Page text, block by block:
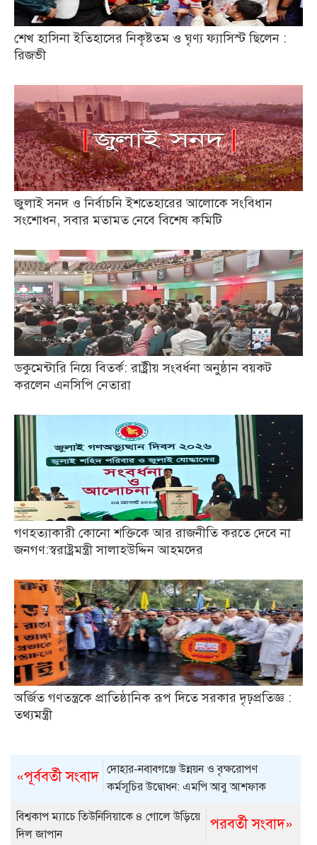
শেখ হাসিনা ইতিহাসের নিকৃষ্টতম ও ঘৃণ্য ফ্যাসিস্ট ছিলেন :
রিজভী
জুলাই সনদ ও নির্বাচনি ইশতেহারের আলোকে সংবিধান
সংশোধন, সবার মতামত নেবে বিশেষ কমিটি
ডকুমেন্টারি নিয়ে বিতর্ক: রাষ্ট্রীয় সংবর্ধনা অনুষ্ঠান বয়কট
করলেন এনসিপি নেতারা
গণহত্যাকারী কোনো শক্তিকে আর রাজনীতি করতে দেবে না
জনগণ:স্বরাষ্ট্রমন্ত্রী সালাহউদ্দিন আহমদের
অর্জিত গণতন্ত্রকে প্রাতিষ্ঠানিক রূপ দিতে সরকার দৃঢ়প্রতিজ্ঞ :
তথ্যমন্ত্রী
«পূর্ববর্তী সংবাদ দোহার-নবাবগঞ্জে উন্নয়ন ও বৃক্ষরোপণ
কর্মসূচির উদ্বোধন: এমপি আবু আশফাক
পরবর্তী সংবাদ»
বিশ্বকাপ ম্যাচে তিউনিসিয়াকে ৪ গোলে উড়িয়ে
দিল জাপান